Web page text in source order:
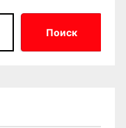
Поиск